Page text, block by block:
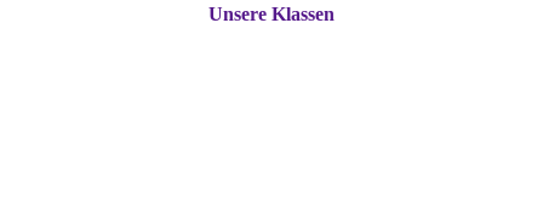
Unsere Klassen